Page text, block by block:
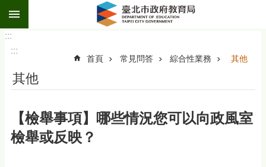
跳到主要內容區塊
:::
:::
首頁 常見問答 綜合性業務 其他
其他
【檢舉事項】哪些情況您可以向政風室
檢舉或反映？